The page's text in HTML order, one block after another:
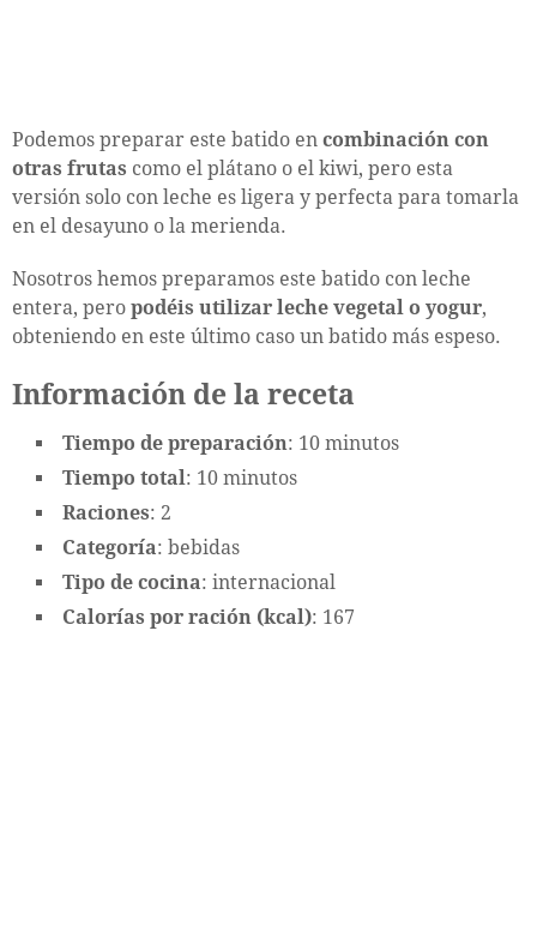
Podemos preparar este batido en combinación con
otras frutas como el plátano o el kiwi, pero esta
versión solo con leche es ligera y perfecta para tomarla
en el desayuno o la merienda.
Nosotros hemos preparamos este batido con leche
entera, pero podéis utilizar leche vegetal o yogur,
obteniendo en este último caso un batido más espeso.
Información de la receta
Tiempo de preparación: 10 minutos
Tiempo total : 10 minutos
Raciones: 2
Categoría: bebidas
Tipo de cocina: internacional
Calorías por ración (kcal): 167